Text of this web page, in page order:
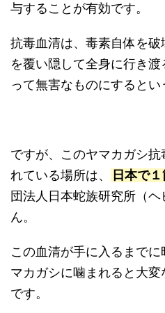
与することが有効です。
抗毒血清は、毒素自体を
を覆い隠して全身に行き
って無害なものにするとい
ですが、このヤマカガシ
れている場所は、
日本で
団法人日本蛇族研究所（
ん。
この血清が手に入るまで
マカガシに噛まれると大
です。